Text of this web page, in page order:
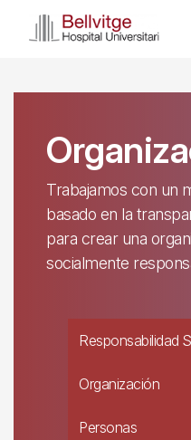
Trabajamos con un
basado en la
para crear una
socialmente
Responsabilidad
Organización
Personas